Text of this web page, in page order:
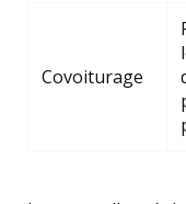
Covoiturage